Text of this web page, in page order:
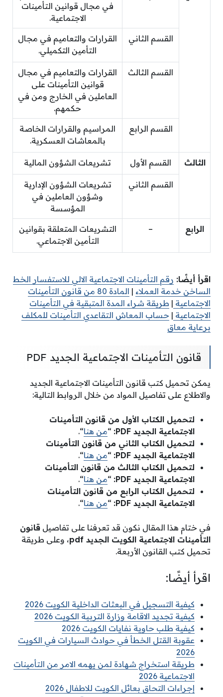
في مجال قوانين التأمينات
الاجتماعية.
القسم الثاني
القرارات والتعاميم في مجال
التأمين التكميلي.
القسم الثالث
القرارات والتعاميم في مجال
قوانين التأمينات على
العاملين في الخارج ومن في
حكمهم.
القسم الرابع
المراسيم والقرارات الخاصة
بالمعاشات العسكرية.
الثالث القسم الأول تشريعات الشؤون المالية
القسم الثاني
تشريعات الشؤون الإدارية
وشؤون العاملين في
المؤسسة
الرابع –
التشريعات المتعلقة بقوانين
التأمين الاجتماعي.
اقرأ أيضًا: رقم التأمينات الاجتماعية الالي للاستفسار الخط
الساخن خدمة العملاء |
المادة 80 من قانون التأمينات
الاجتماعية | طريقة شراء المدة المتبقية في التأمينات
الاجتماعية | حساب المعاش التقاعدي التأمينات للمكلف
برعاية معاق
قانون التأمينات الاجتماعية الجديد PDF
يمكن تحميل كتب قانون التأمينات الاجتماعية الجديد
والاطلاع على تفاصيل المواد من خلال الروابط التالية:
لتحميل الكتاب الأول من قانون التأمينات
الاجتماعية الجديد PDF:
“من هنا“.
لتحميل الكتاب الثاني من قانون التأمينات
الاجتماعية الجديد PDF:
“من هنا“.
لتحميل الكتاب الثالث من قانون التأمينات
الاجتماعية الجديد PDF:
“من هنا“.
لتحميل الكتاب الرابع من قانون التأمينات
الاجتماعية الجديد PDF:
“من هنا“.
في ختام هذا المقال نكون قد تعرفنا على تفاصيل قانون
التأمينات الاجتماعية الكويت الجديد pdf
، وعلى طريقة
تحميل كتب القانون الأربعة.
اقرأ أيضًا:
كيفية التسجيل في البعثات الداخلية الكويت 2026
كيفية تجديد الاقامة وزارة التربية الكويت 2026
كيفية طلب حاوية نفايات الكويت 2026
عقوبة القتل الخطأ في حوادث السيارات في الكويت
2026
طريقة استخراج شهادة لمن يهمه الامر من التأمينات
الاجتماعية 2026
إجراءات التحاق بعائل الكويت للاطفال 2026